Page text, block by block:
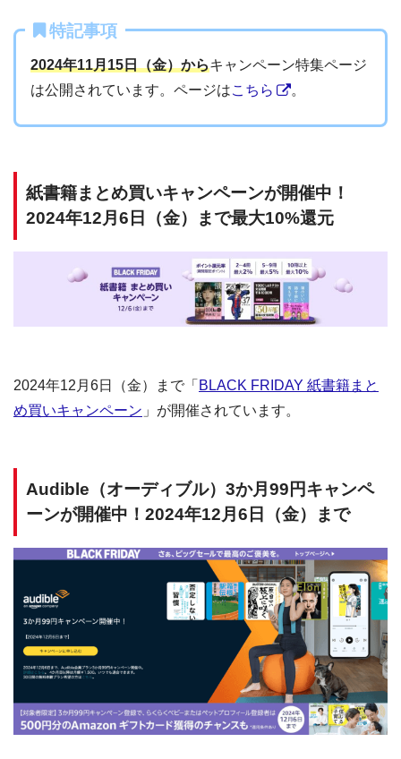
特記事項
2024年11月15日（金）からキャンペーン特集ページ
は公開されています。ページはこちら 。
紙書籍まとめ買いキャンペーンが開催中！
2024年12月6日（金）まで最大10%還元
2024年12月6日（金）まで「 BLACK FRIDAY 紙書籍まと
め買いキャンペーン 」が開催されています。
Audible（オーディブル）3か月99円キャンペ
ーンが開催中！2024年12月6日（金）まで